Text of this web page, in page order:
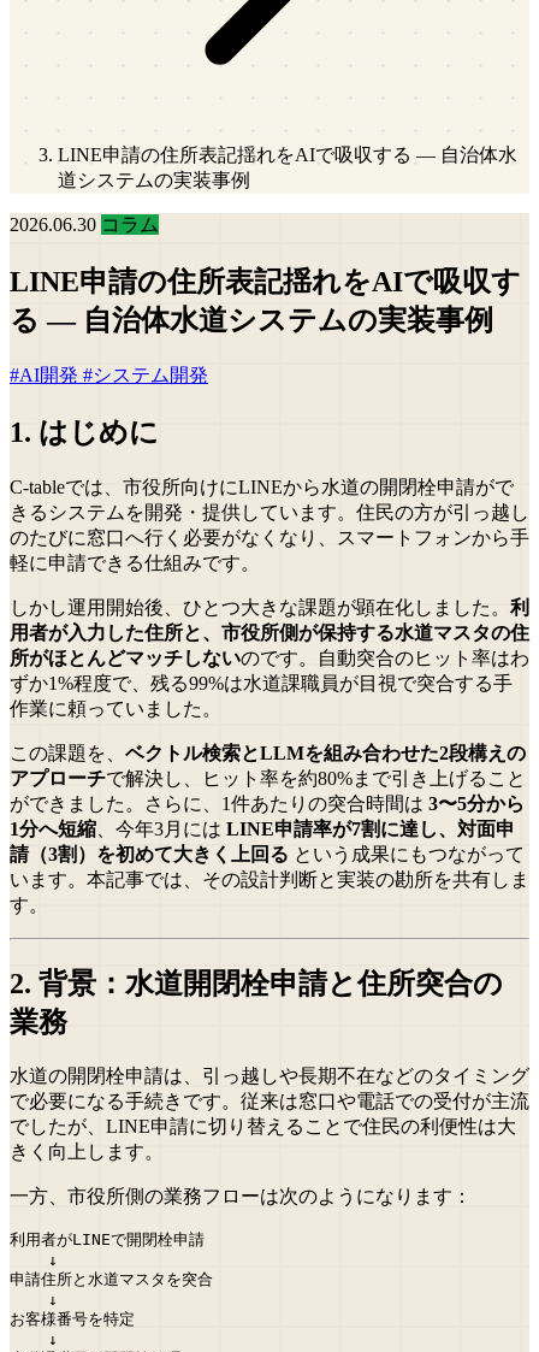
LINE申請の住所表記揺れをAIで吸収する — 自治体水
道システムの実装事例
2026.06.30 コラム
LINE申請の住所表記揺れをAIで吸収す
る — 自治体水道システムの実装事例
#AI開発 #システム開発
1. はじめに
C-tableでは、市役所向けにLINEから水道の開閉栓申請がで
きるシステムを開発・提供しています。住民の方が引っ越し
のたびに窓口へ行く必要がなくなり、スマートフォンから手
軽に申請できる仕組みです。
しかし運用開始後、ひとつ大きな課題が顕在化しました。 利
用者が入力した住所と、市役所側が保持する水道マスタの住
所がほとんどマッチしないのです。自動突合のヒット率はわ
ずか1%程度で、残る99%は水道課職員が目視で突合する手
作業に頼っていました。
この課題を、 ベクトル検索とLLMを組み合わせた2段構えの
アプローチで解決し、ヒット率を約80%まで引き上げること
ができました。さらに、1件あたりの突合時間は 3〜5分から
1分へ短縮 、今年3月には LINE申請率が7割に達し、対面申
請（3割）を初めて大きく上回る という成果にもつながって
います。本記事では、その設計判断と実装の勘所を共有しま
す。
2. 背景：水道開閉栓申請と住所突合の
業務
水道の開閉栓申請は、引っ越しや長期不在などのタイミング
で必要になる手続きです。従来は窓口や電話での受付が主流
でしたが、LINE申請に切り替えることで住民の利便性は大
きく向上します。
一方、市役所側の業務フローは次のようになります：
利用者がLINEで開閉栓申請
    ↓
申請住所と水道マスタを突合
    ↓
お客様番号を特定
    ↓